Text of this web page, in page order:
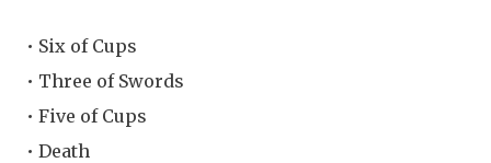
• Six of Cups
• Three of Swords
• Five of Cups
• Death